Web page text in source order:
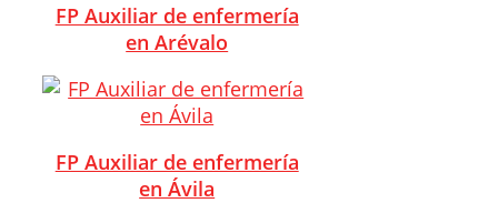
FP Auxiliar de enfermería
en Arévalo
FP Auxiliar de enfermería
en Ávila